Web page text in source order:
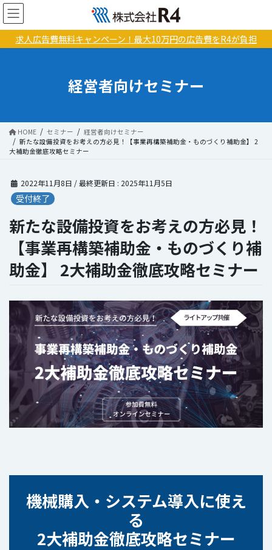
コ
ン
テ
ナ
ビ
ゲ
動
求人広告費無料キャンペーン！最大10万円の広告費をR4が負担
経営者向けセミナー
HOME セミナー
経営者向けセミナー
新たな設備投資をお考えの方必見！【事業再構築補助金・ものづくり補助金】 2
大補助金徹底攻略セミナー
2022年11月8日 / 最終更新日 : 2025年11月5日
受付終了
新たな設備投資をお考えの方必見！
【事業再構築補助金・ものづくり補
助金】 2大補助金徹底攻略セミナー
機械購入・システム導入に使え
る
2大補助金徹底攻略セミナー